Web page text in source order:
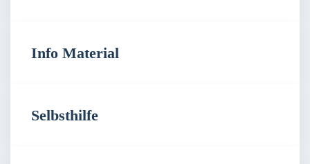
Info Material
Selbsthilfe